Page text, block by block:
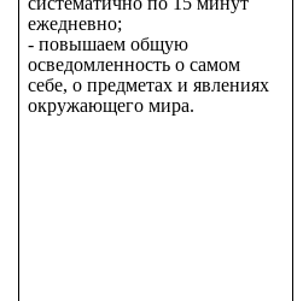
ежедневно;
- повышаем общую
осведомленность о самом
себе, о предметах и явлениях
окружающего мира.